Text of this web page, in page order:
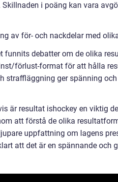
i poäng kan vara
av för- och nackdelar med
funnits debatter om de olika
förlust-format för att hålla
straffläggning ger spänning
är resultat ishockey en viktig
att förstå de olika
uppfattning om lagens
att det är en spännande och